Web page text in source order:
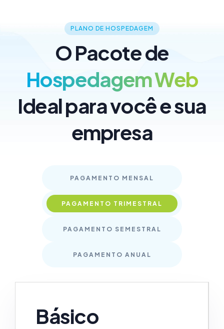
PLANO DE HOSPEDAGEM
O Pacote de
Hospedagem Web
Ideal para você e sua
empresa
PAGAMENTO MENSAL
PAGAMENTO TRIMESTRAL
PAGAMENTO SEMESTRAL
PAGAMENTO ANUAL
Básico